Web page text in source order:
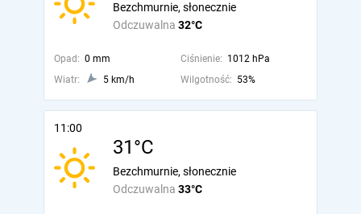
Odczuwalna 32°C
Bezchmurnie, słonecznie
Opad: 0 mm Ciśnienie: 1012 hPa
Wiatr:
5 km/h Wilgotność: 53%
11:00
31°C
Odczuwalna 33°C
Bezchmurnie, słonecznie